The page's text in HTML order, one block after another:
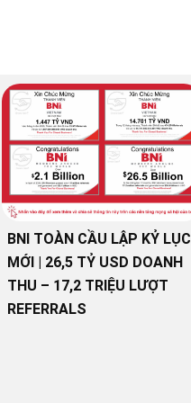
BNI TOÀN CẦU LẬP KỶ LỤC
MỚI | 26,5 TỶ USD DOANH
THU – 17,2 TRIỆU LƯỢT
REFERRALS